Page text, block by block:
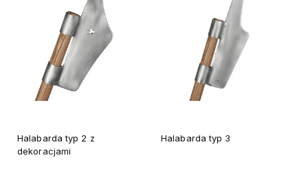
Halabarda typ 2 z
dekoracjami
Halabarda typ 3